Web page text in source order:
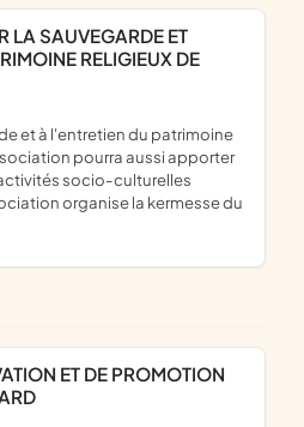
RELIGIEUX DE
pourra aussi apporter
socio-culturelles
organise la kermesse du